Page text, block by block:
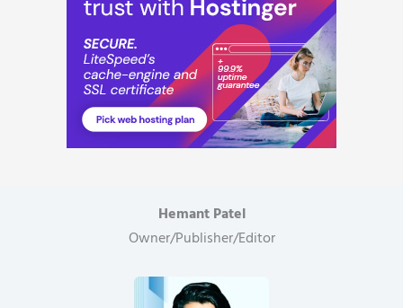
Hemant Patel
Owner/Publisher/Editor